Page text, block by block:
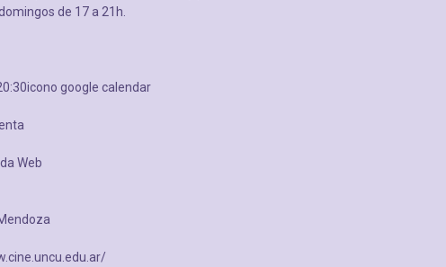
de 17 a 21h.
google calendar
Web